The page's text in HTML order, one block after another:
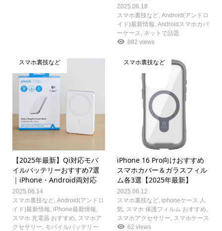
2025.06.18
スマホ裏技など ,Android(アンドロ
イド)最新情報 ,Androidスマホカバ
ーケース
ネットで話題
892 views
スマホ裏技など
【2025年最新】Qi対応モバ
イルバッテリーおすすめ7選
｜iPhone・Android両対応
2025.06.14
スマホ裏技など, Android(アンドロ
イド)最新情報, iPhone最新情報,
スマホ 充電器 おすすめ, スマホア
クセサリー, モバイルバッテリー
スマホ裏技など
iPhone 16 Pro向けおすすめ
スマホカバー＆ガラスフィル
ム各3選【2025年最新】
2025.06.12
スマホ裏技など, iphoneケース 人
気, スマホ 保護フィルム おすすめ,
スマホアクセサリー, スマホケース
62 views